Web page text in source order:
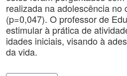
realizada na adolescência no
(p=0,047). O professor de
estimular à prática de
idades iniciais, visando à
da vida.